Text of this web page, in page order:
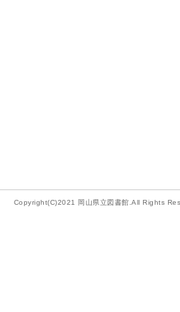
Copyright(C)2021 岡山県立図書館.All Rights